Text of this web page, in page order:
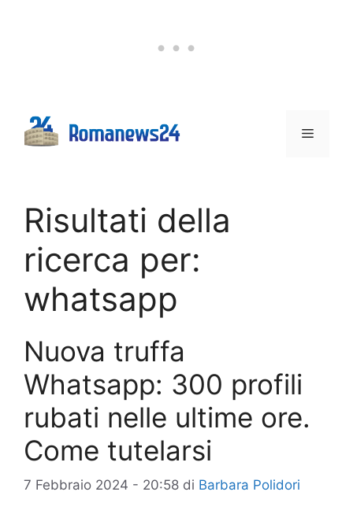
Menu
Risultati della
ricerca per:
whatsapp
Nuova truffa
Whatsapp: 300 profili
rubati nelle ultime ore.
Come tutelarsi
7 Febbraio 2024 - 20:58 di Barbara Polidori